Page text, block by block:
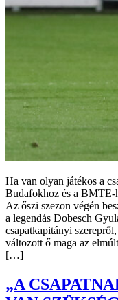
Ha van olyan játékos a
Budafokhoz és a BMTE-
Az őszi szezon végén
a legendás Dobesch
csapatkapitányi
változott ő maga az
[…]
„A